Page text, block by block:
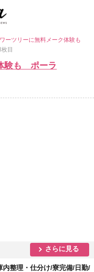
ーツリーに無料メーク体験も
目
験も ポーラ
さらに見る
内整理・仕分け/寮完備/日勤/